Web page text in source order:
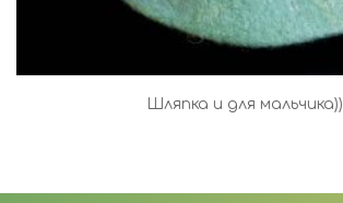
Шляпка и для мальчика))